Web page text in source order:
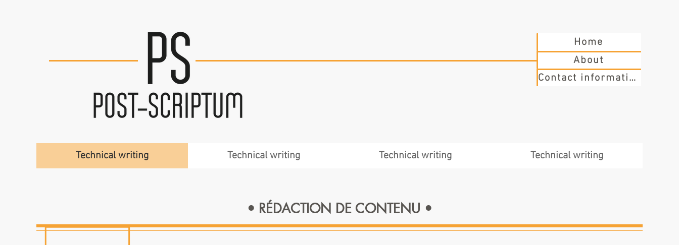
Home
About
Contact information
Technical writing Technical writing Technical writing Technical writing
• RÉDACTION DE CONTENU •